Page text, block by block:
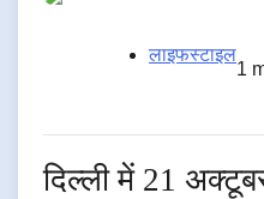
लाइफस्टाइल
1
दिल्ली में 21